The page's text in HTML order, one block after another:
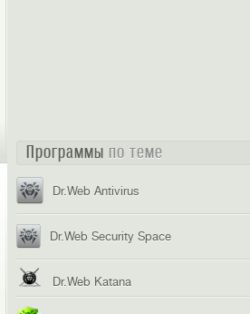
Программы по теме
Dr.Web Antivirus
Dr.Web Security Space
Dr.Web Katana